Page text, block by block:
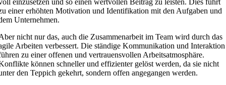
einzusetzen und so einen wertvollen Beitrag zu leisten. Dies führt
einer erhöhten Motivation und Identifikation mit den Aufgaben und
Unternehmen.
nicht nur das, auch die Zusammenarbeit im Team wird durch das
Arbeiten verbessert. Die ständige Kommunikation und Interaktion
zu einer offenen und vertrauensvollen Arbeitsatmosphäre.
können schneller und effizienter gelöst werden, da sie nicht
den Teppich gekehrt, sondern offen angegangen werden.